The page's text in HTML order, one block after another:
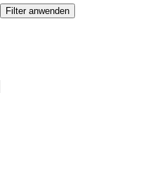
Filter anwenden